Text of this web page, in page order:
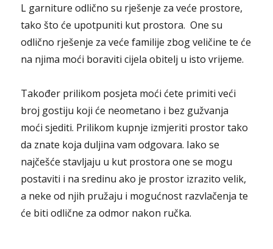
L garniture odlično su rješenje za veće prostore,
tako što će upotpuniti kut prostora. One su
odlično rješenje za veće familije zbog veličine te će
na njima moći boraviti cijela obitelj u isto vrijeme.
Također prilikom posjeta moći ćete primiti veći
broj gostiju koji će neometano i bez gužvanja
moći sjediti. Prilikom kupnje izmjeriti prostor tako
da znate koja duljina vam odgovara. Iako se
najčešće stavljaju u kut prostora one se mogu
postaviti i na sredinu ako je prostor izrazito velik,
a neke od njih pružaju i mogućnost razvlačenja te
će biti odlične za odmor nakon ručka.